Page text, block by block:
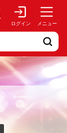
ログイン メニュー